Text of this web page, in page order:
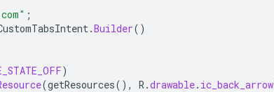
;
.Builder()
)
(getResources(), R .drawable. ic_back_arrow